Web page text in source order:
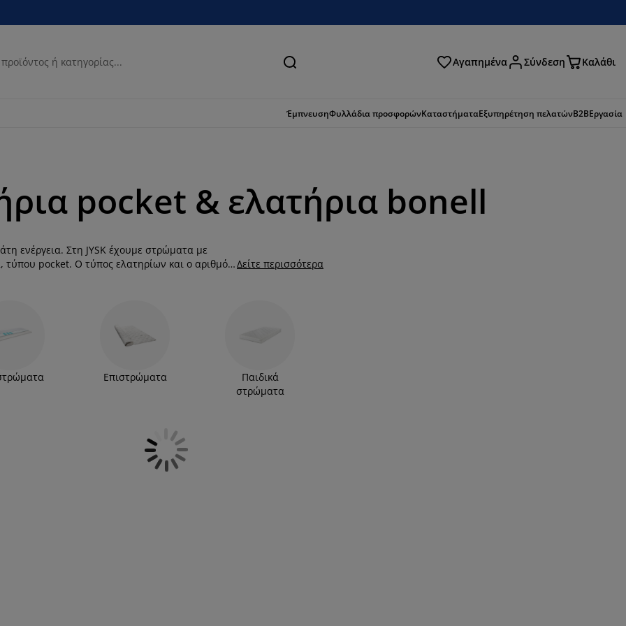
Αναζήτηση Αγαπημένα Σύνδεση Καλάθι
ΈμπνευσηΦυλλάδια προσφορώνΚαταστήματαΕξυπηρέτηση πελατώνB2BΕργασία
pocket & ελατήρια bonell
ενέργεια. Στη JYSK έχουμε στρώματα με
pocket. Ο τύπος ελατηρίων και ο αριθμός
για να προστατέψετε το νέο
Δείτε περισσότερα
Επιστρώματα
Παιδικά
στρώματα